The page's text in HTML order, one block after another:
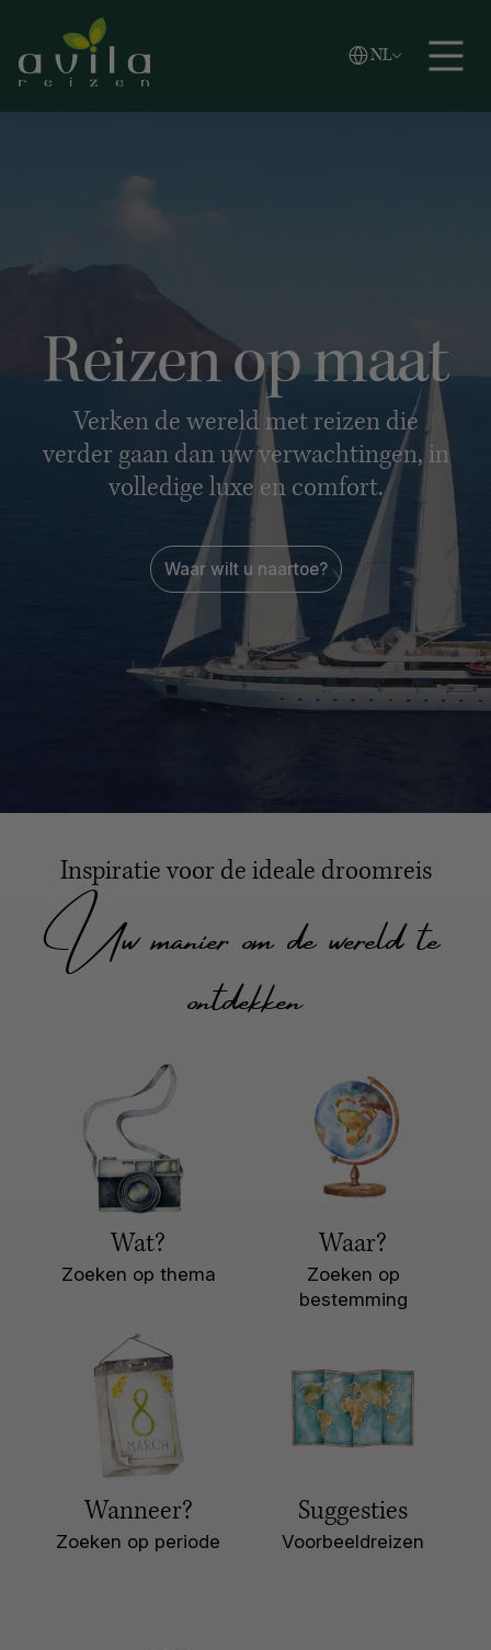
Zoeken
NL
Vlaams
English
Reizen op maat
Verken de wereld met reizen die
verder gaan dan uw verwachtingen, in
volledige luxe en comfort.
Waar wilt u naartoe?
Inspiratie voor de ideale droomreis
Uw manier om de wereld te
ontdekken
Wat?
Zoeken op thema
Waar?
Zoeken op
bestemming
Wanneer?
Zoeken op periode
Suggesties
Voorbeeldreizen